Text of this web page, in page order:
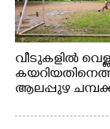
വീടുകളിൽ
ആലപ്പുഴ
പോരൂക്കര